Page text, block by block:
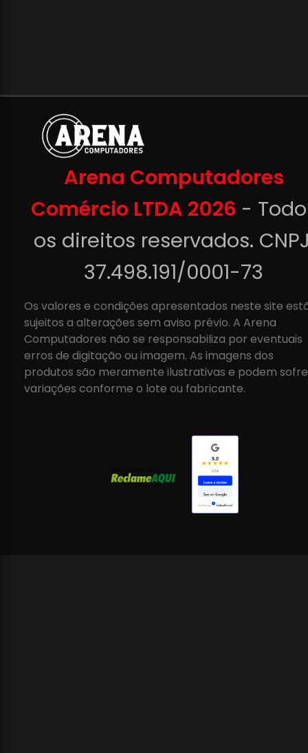
Arena Computadores
Comércio LTDA 2026 -
os direitos reservados.
37.498.191/0001-73
Os valores e condições apresentados neste site
sujeitos a alterações sem aviso prévio. A Arena
Computadores não se responsabiliza por eventuais
erros de digitação ou imagem. As imagens dos
produtos são meramente ilustrativas e podem
variações conforme o lote ou fabricante.